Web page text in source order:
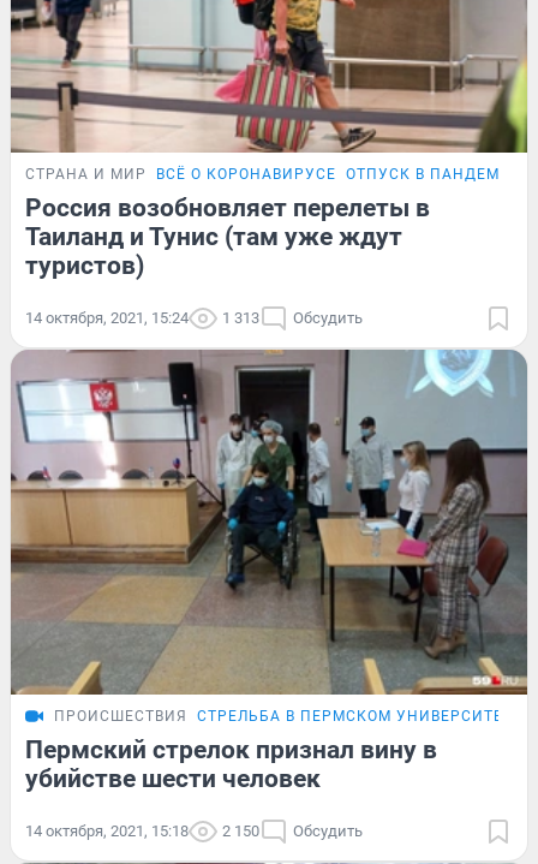
СТРАНА И МИР ВСЁ О КОРОНАВИРУСЕ ОТПУСК В ПАНДЕМИЮ
Россия возобновляет перелеты в
Таиланд и Тунис (там уже ждут
туристов)
14 октября, 2021, 15:24 1 313 Обсудить
ПРОИСШЕСТВИЯ СТРЕЛЬБА В ПЕРМСКОМ УНИВЕРСИТЕТЕ
Пермский стрелок признал вину в
убийстве шести человек
14 октября, 2021, 15:18 2 150 Обсудить